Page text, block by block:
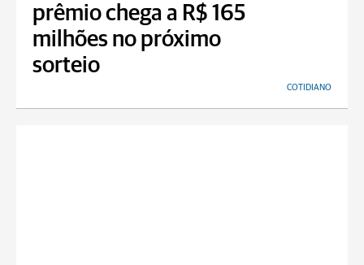
prêmio chega a R$ 165
milhões no próximo
sorteio
COTIDIANO